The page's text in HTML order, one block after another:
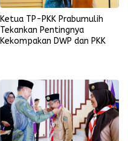
Ketua TP-PKK Prabumulih
Tekankan Pentingnya
Kekompakan DWP dan PKK